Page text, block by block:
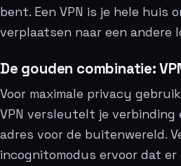
bent. Een VPN is je hele huis
verplaatsen naar een andere
De gouden combinatie:
Voor maximale privacy
VPN versleutelt je verbinding
adres voor de buitenwereld.
incognitomodus ervoor dat er